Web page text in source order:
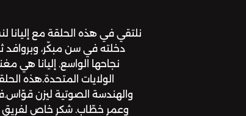
نلتقي في هذه الحلقة مع
دخلته في سن مبكّر، وبروافد
نجاحها الواسع. إليانا هي
الولايات المتحدة.هذه
والهندسة الصوتية ليزن
وعمر خطّاب. شكر خاص لفريق